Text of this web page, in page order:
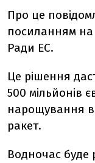
Про це
посиланням на
Ради ЕС.
Це рішення
500 мільйонів
нарощування
ракет.
Водночас буде